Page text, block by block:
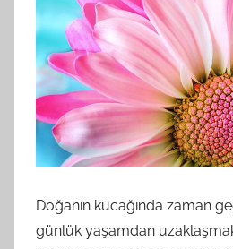
Doğanın kucağında zaman
günlük yaşamdan